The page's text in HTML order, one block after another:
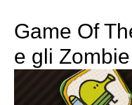
Game Of
e gli Zombie